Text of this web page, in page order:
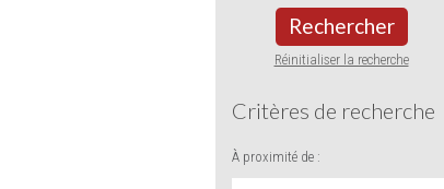
Rechercher
Réinitialiser la recherche
Critères de recherche
À proximité de :